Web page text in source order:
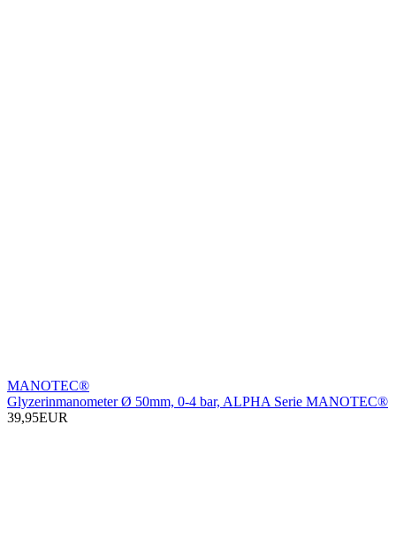
MANOTEC®
Glyzerinmanometer Ø 50mm, 0-4 bar, ALPHA Serie MANOTEC®
39,95EUR